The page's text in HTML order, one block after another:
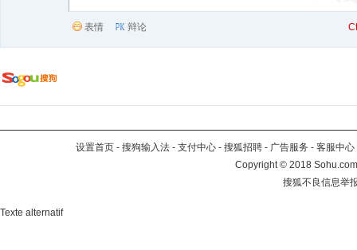
表情 辩论
设置首页 - 搜狗输入法 - 支付中心 - 搜狐招聘 - 广告服务 - 客服中心
Copyright©2018
搜狐不良信息举
Texte alternatif